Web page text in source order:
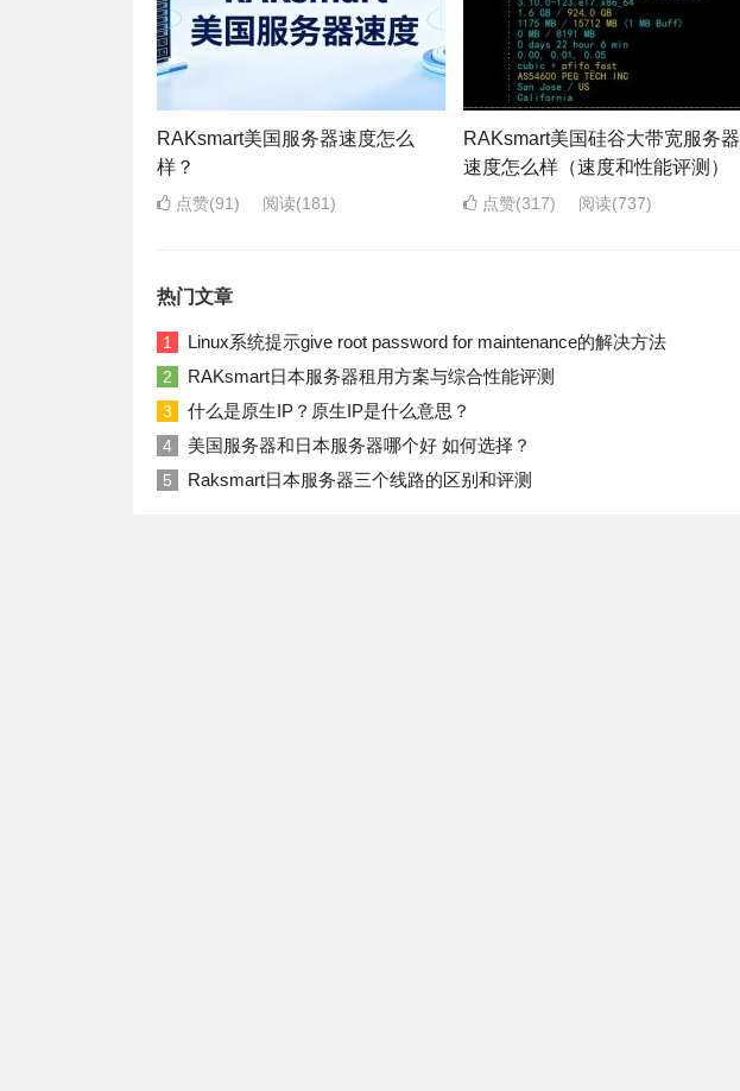
RAKsmart美国服务器速度怎么
样？
点赞(91) 阅读(181)
RAKsmart美国硅谷大带宽服务器
速度怎么样（速度和性能评测）
点赞(317) 阅读(737)
热门文章
1 Linux系统提示give root password for maintenance的解决方法
2 RAKsmart日本服务器租用方案与综合性能评测
3 什么是原生IP？原生IP是什么意思？
4 美国服务器和日本服务器哪个好 如何选择？
5 Raksmart日本服务器三个线路的区别和评测